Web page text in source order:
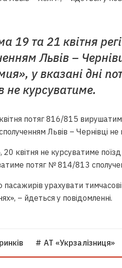
19 та 21 квітня
Львів –
у вказані дні
не курсуватиме.
потяг 816/815
Львів – Чернівці не
20 квітня не курсуватиме
потяг № 814/813
урахувати
– йдеться у повідомленні.
# АТ «Укрзалізниця»